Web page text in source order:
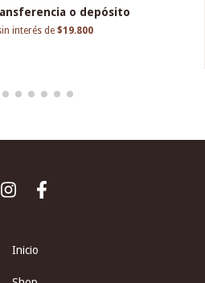
o depósito
interés de $19.800
Inicio